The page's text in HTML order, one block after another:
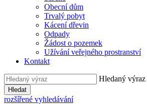
Obecní dům
Trvalý pobyt
Kácení dřevin
Odpady
Žádost o pozemek
Užívání veřejného prostranství
Kontakt
Hledaný výraz
Hledat
rozšířené vyhledávání